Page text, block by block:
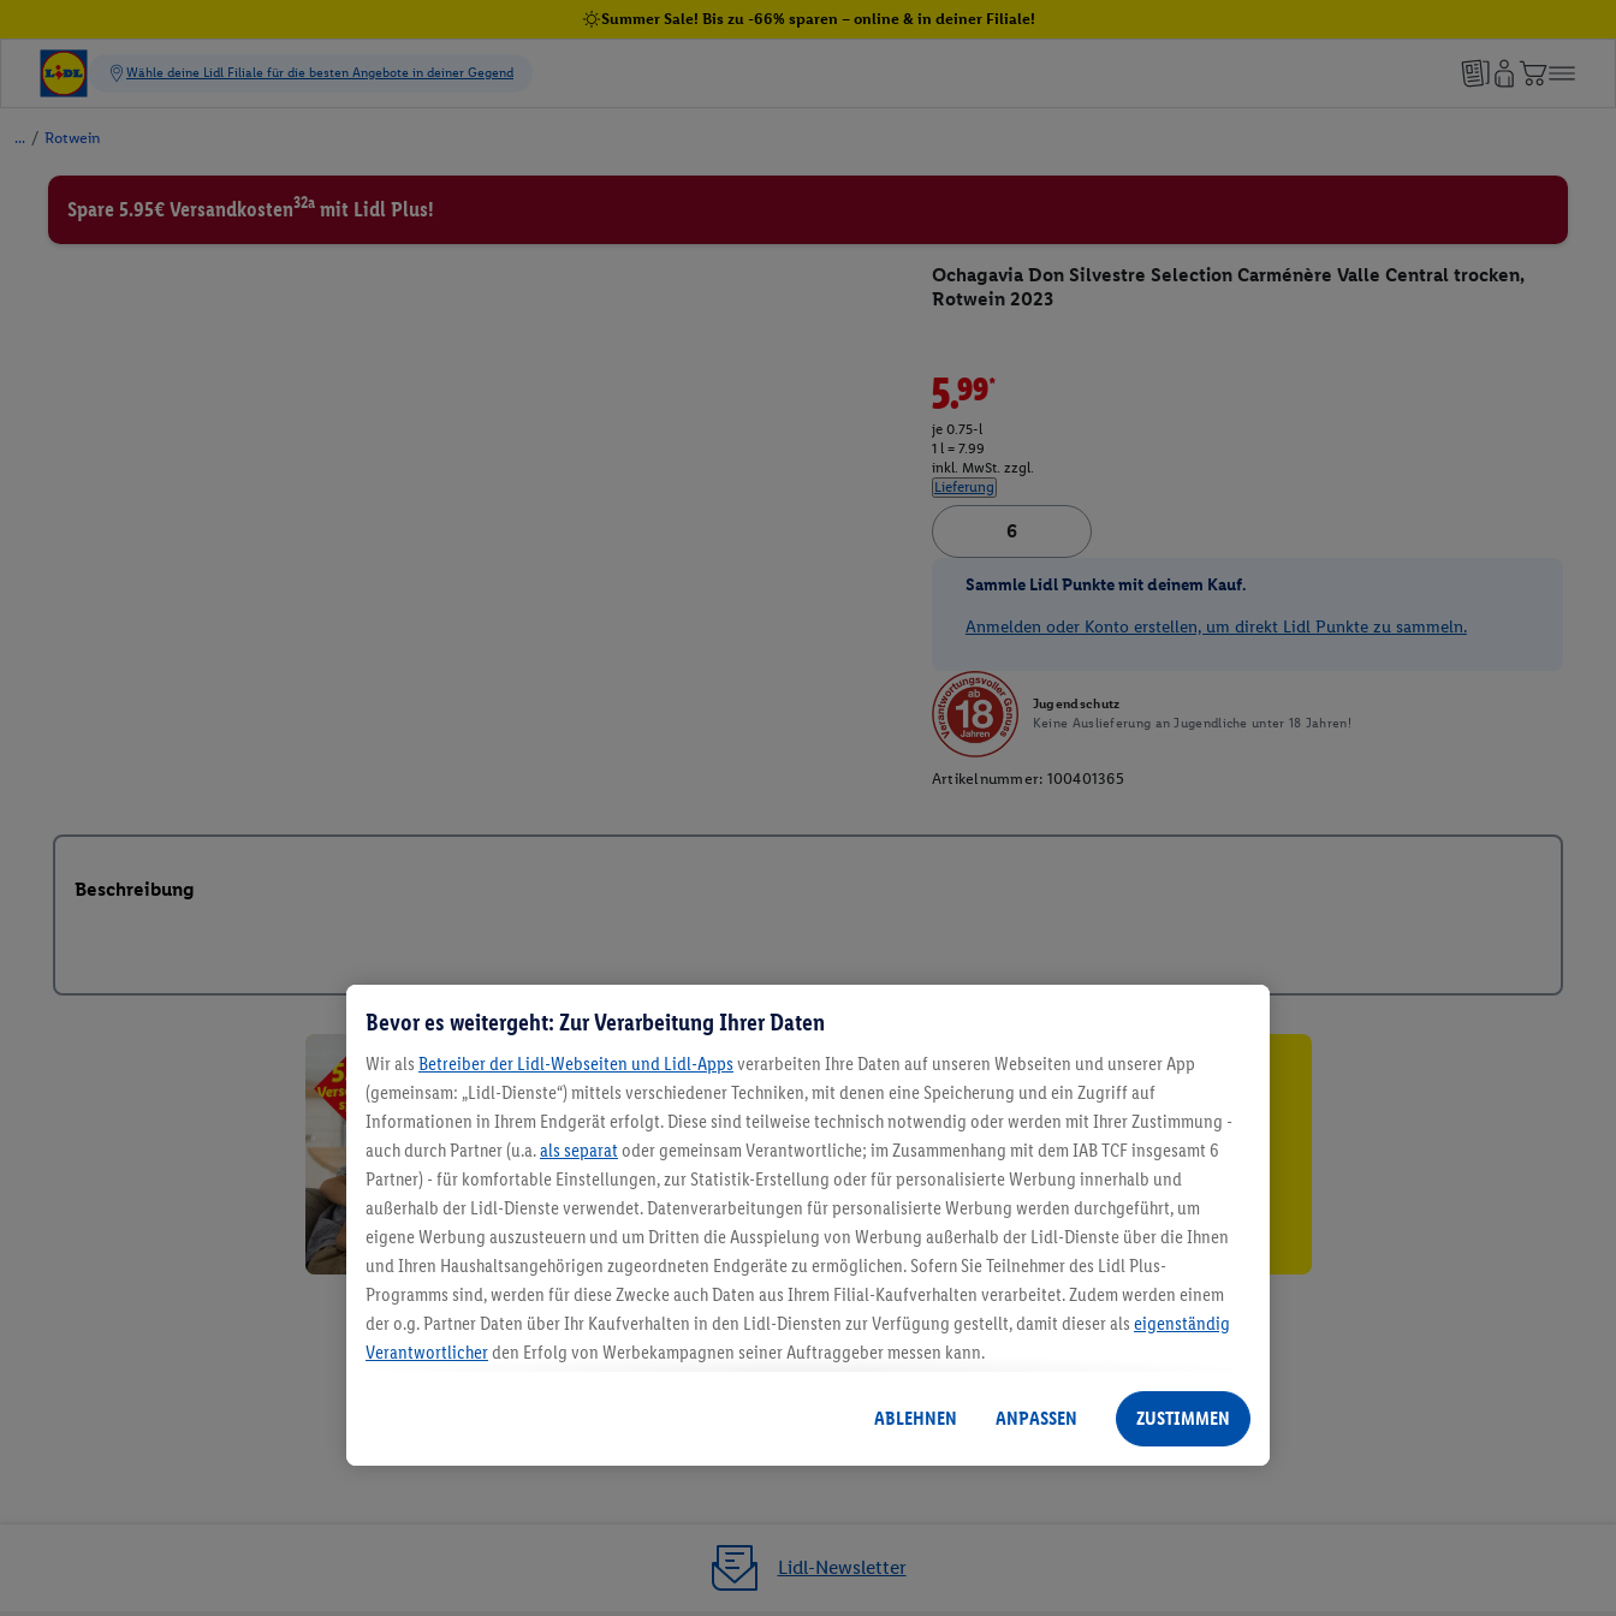
Summer Sale! Bis zu -66% sparen – online & in deiner Filiale!
/ Rotwein
Spare 5.95€ Versandkosten32a mit Lidl Plus!
Ochagavia Don Silvestre Selection Carménère Valle Central trocken,
Rotwein 2023
5.99*
je 0.75-l
1 l = 7.99
inkl. MwSt. zzgl.
Lieferung
Sammle Lidl Punkte mit deinem Kauf.
Anmelden oder Konto erstellen, um direkt Lidl Punkte zu sammeln.
Jugendschutz
Keine Auslieferung an Jugendliche unter 18 Jahren!
Artikelnummer: 100401365
Beschreibung
5.95 € Versand sparen³²ᵃ
Jetzt zum Newsletter anmelden
Gutschein sichern!
Lidl-Newsletter
Bevor es weitergeht: Zur Verarbeitung Ihrer Daten
Wir als Betreiber der Lidl-Webseiten und Lidl-Apps verarbeiten Ihre Daten auf unseren Webseiten und unserer App
(gemeinsam: „Lidl-Dienste“) mittels verschiedener Techniken, mit denen eine Speicherung und ein Zugriff auf
Informationen in Ihrem Endgerät erfolgt. Diese sind teilweise technisch notwendig oder werden mit Ihrer Zustimmung -
auch durch Partner (u.a.als separat oder gemeinsam Verantwortliche; im Zusammenhang mit dem IAB TCF insgesamt 6
Partner) - für komfortable Einstellungen, zur Statistik-Erstellung oder für personalisierte Werbung innerhalb und
außerhalb der Lidl-Dienste verwendet. Datenverarbeitungen für personalisierte Werbung werden durchgeführt, um
eigene Werbung auszusteuern und um Dritten die Ausspielung von Werbung außerhalb der Lidl-Dienste über die Ihnen
und Ihren Haushaltsangehörigen zugeordneten Endgeräte zu ermöglichen. Sofern Sie Teilnehmer des Lidl Plus-
Programms sind, werden für diese Zwecke auch Daten aus Ihrem Filial-Kaufverhalten verarbeitet. Zudem werden einem
der o.g. Partner Daten über Ihr Kaufverhalten in den Lidl-Diensten zur Verfügung gestellt, damit dieser als eigenständig
Verantwortlicherden Erfolg von Werbekampagnen seiner Auftraggeber messen kann.
angereicherten Profilen. Dies umfasst die Zusammenführung von Daten (z.B. über Ihre Nutzung der Lidl-Dienste, Ihr
Kaufverhalten in den Lidl-Diensten, Informationen aus Ihrem Kundenkonto - z.B. Alter oder Geschlecht - sowie Ihre
genauen Standortdaten) auch über verschiedene Endgeräte und Lidl-Dienste hinweg einschließlich dem Speichern von
Erfolgsmessung der Werbung, zur Zielgruppenforschung, zur Entwicklung von Angeboten sowie zur technischen
Sicherung und Optimierung dieser Werbeausspielungen.
ABLEHNEN ANPASSEN ZUSTIMMEN